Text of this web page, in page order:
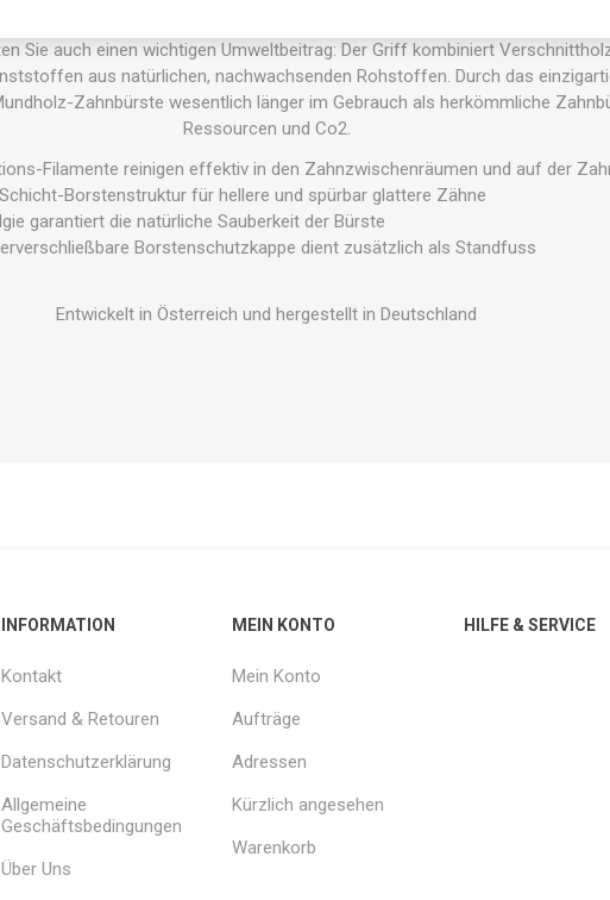
über einen langen Zeitraum und optimale Schonung von Zahnfleisch und
Sie auch einen wichtigen Umweltbeitrag: Der Griff kombiniert
aus natürlichen, nachwachsenden Rohstoffen. Durch das
Zahnbürste wesentlich länger im Gebrauch als herkömmliche
Ressourcen und Co2.
Filamente reinigen effektiv in den Zahnzwischenräumen und auf der
Borstenstruktur für hellere und spürbar glattere Zähne
garantiert die natürliche Sauberkeit der Bürste
Borstenschutzkappe dient zusätzlich als Standfuss
Entwickelt in Österreich und hergestellt in Deutschland
INFORMATION
Kontakt
Versand & Retouren
Datenschutzerklärung
Allgemeine
Geschäftsbedingungen
Über Uns
MEIN KONTO
Mein Konto
Aufträge
Adressen
Kürzlich angesehen
Warenkorb
HILFE & SERVICE